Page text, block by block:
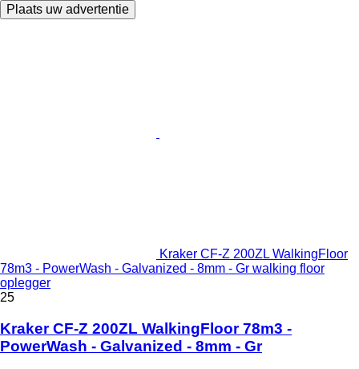
Plaats uw advertentie
Kraker CF-Z 200ZL WalkingFloor
78m3 - PowerWash - Galvanized - 8mm - Gr walking floor
oplegger
25
Kraker CF-Z 200ZL WalkingFloor 78m3 -
PowerWash - Galvanized - 8mm - Gr